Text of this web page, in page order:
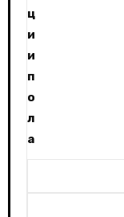
ц
и
и
п
о
л
а